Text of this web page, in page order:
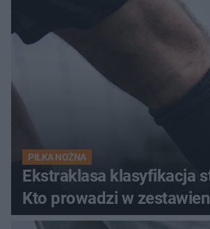
PIŁKA NOŻNA
Ekstraklasa klasyfikacja
Kto prowadzi w